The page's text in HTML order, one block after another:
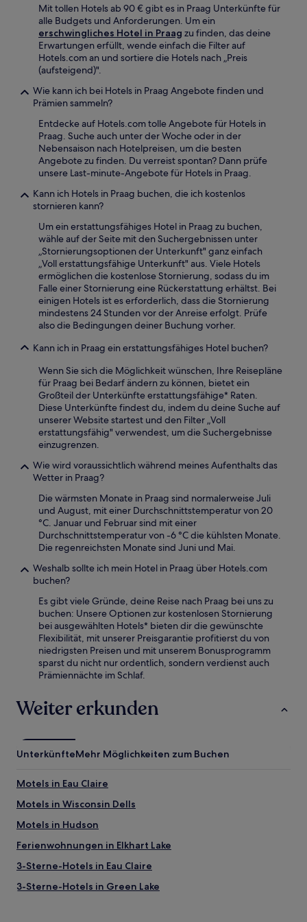
können
zusätzliche
Bedingungen
gelten.
Mit tollen Hotels ab 90 € gibt es in Praag Unterkünfte für
alle Budgets und Anforderungen. Um ein
erschwingliches Hotel in Praag zu finden, das deine
Erwartungen erfüllt, wende einfach die Filter auf
Hotels.com an und sortiere die Hotels nach „Preis
(aufsteigend)".
Wie kann ich bei Hotels in Praag Angebote finden und
Prämien sammeln?
Entdecke auf Hotels.com tolle Angebote für Hotels in
Praag. Suche auch unter der Woche oder in der
Nebensaison nach Hotelpreisen, um die besten
Angebote zu finden. Du verreist spontan? Dann prüfe
unsere Last-minute-Angebote für Hotels in Praag.
Kann ich Hotels in Praag buchen, die ich kostenlos
stornieren kann?
Um ein erstattungsfähiges Hotel in Praag zu buchen,
wähle auf der Seite mit den Suchergebnissen unter
„Stornierungsoptionen der Unterkunft" ganz einfach
„Voll erstattungsfähige Unterkunft" aus. Viele Hotels
ermöglichen die kostenlose Stornierung, sodass du im
Falle einer Stornierung eine Rückerstattung erhältst. Bei
einigen Hotels ist es erforderlich, dass die Stornierung
mindestens 24 Stunden vor der Anreise erfolgt. Prüfe
also die Bedingungen deiner Buchung vorher.
Kann ich in Praag ein erstattungsfähiges Hotel buchen?
Wenn Sie sich die Möglichkeit wünschen, Ihre Reisepläne
für Praag bei Bedarf ändern zu können, bietet ein
Großteil der Unterkünfte erstattungsfähige* Raten.
Diese Unterkünfte findest du, indem du deine Suche auf
unserer Website startest und den Filter „Voll
erstattungsfähig" verwendest, um die Suchergebnisse
einzugrenzen.
Wie wird voraussichtlich während meines Aufenthalts das
Wetter in Praag?
Die wärmsten Monate in Praag sind normalerweise Juli
und August, mit einer Durchschnittstemperatur von 20
°C. Januar und Februar sind mit einer
Durchschnittstemperatur von -6 °C die kühlsten Monate.
Die regenreichsten Monate sind Juni und Mai.
Weshalb sollte ich mein Hotel in Praag über Hotels.com
buchen?
Es gibt viele Gründe, deine Reise nach Praag bei uns zu
buchen: Unsere Optionen zur kostenlosen Stornierung
bei ausgewählten Hotels* bieten dir die gewünschte
Flexibilität, mit unserer Preisgarantie profitierst du von
niedrigsten Preisen und mit unserem Bonusprogramm
sparst du nicht nur ordentlich, sondern verdienst auch
Prämiennächte im Schlaf.
Weiter erkunden
UnterkünfteMehr Möglichkeiten zum Buchen
Motels in Eau Claire
Motels in Wisconsin Dells
Motels in Hudson
Ferienwohnungen in Elkhart Lake
3-Sterne-Hotels in Eau Claire
3-Sterne-Hotels in Green Lake